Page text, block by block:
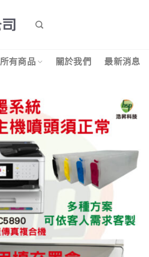
所有商品 關於我們 最新消息